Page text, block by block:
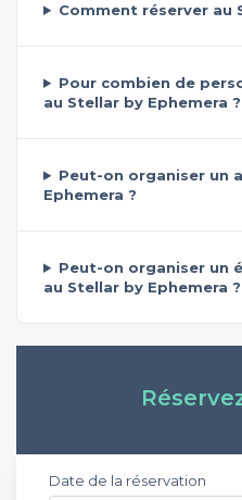
Comment réserver au
Pour combien de
au Stellar by Ephemera ?
Peut-on organiser un
Ephemera ?
Peut-on organiser un
au Stellar by Ephemera ?
Date de la réservation